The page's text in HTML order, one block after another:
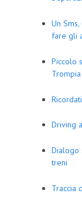
Un
fare gli
Piccolo
Driving
Dialogo
treni
Traccia